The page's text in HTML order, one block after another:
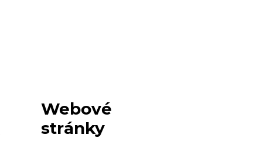
Webové
stránky